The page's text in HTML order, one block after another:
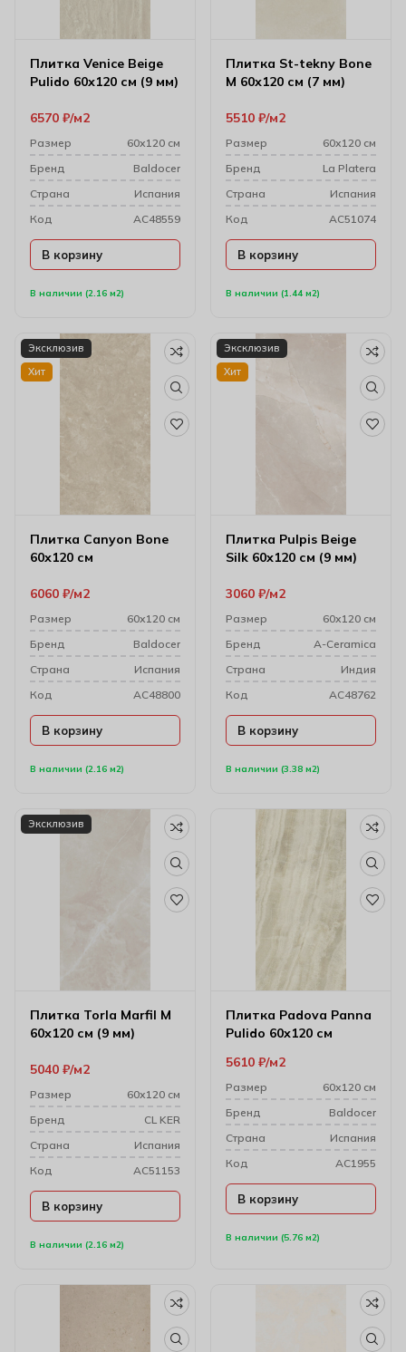
Плитка Venice Beige
Pulido 60х120 см (9 мм)
В наличии (2.16 м2)
6570 ₽ м2
Размер
60х120 см
Бренд
Baldocer
Cтрана
Испания
Код
AC48559
В корзину
Плитка St-tekny Bone
M 60х120 см (7 мм)
В наличии (1.44 м2)
5510 ₽ м2
Размер
60х120 см
Бренд
La Platera
Cтрана
Испания
Код
AC51074
В корзину
Эксклюзив
Хит
Плитка Canyon Bone
60х120 см
В наличии (2.16 м2)
6060 ₽ м2
Размер
60х120 см
Бренд
Baldocer
Cтрана
Испания
Код
AC48800
В корзину
Эксклюзив
Хит
Плитка Pulpis Beige
Silk 60х120 см (9 мм)
В наличии (3.38 м2)
3060 ₽ м2
Размер
60х120 см
Бренд
A-Ceramica
Cтрана
Индия
Код
AC48762
В корзину
Эксклюзив
Плитка Torla Marfil M
60х120 см (9 мм)
В наличии (2.16 м2)
5040 ₽ м2
Размер
60х120 см
Бренд
CL KER
Cтрана
Испания
Код
AC51153
В корзину
Плитка Padova Panna
Pulido 60х120 см
В наличии (5.76 м2)
5610 ₽ м2
Размер
60х120 см
Бренд
Baldocer
Cтрана
Испания
Код
AC1955
В корзину